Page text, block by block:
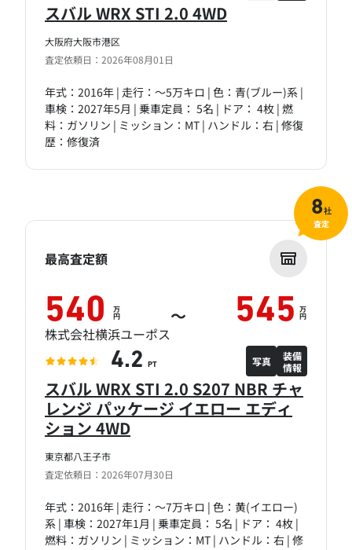
大阪府大阪市港区
査定依頼日：2026年08月01日
スバル WRX STI 2.0 4WD
年式：2016年 | 走行：～5万キロ | 色：青(ブルー)系 |
車検：2027年5月 | 乗車定員： 5名 | ドア： 4枚 | 燃
料：ガソリン | ミッション：MT | ハンドル：右 | 修復
歴：修復済
東京都八王子市
査定依頼日：2026年07月30日
スバル WRX STI 2.0 S207 NBR チャ
レンジ パッケージ イエロー エディ
ション 4WD
年式：2016年 | 走行：～7万キロ | 色：黄(イエロー)
系 | 車検：2027年1月 | 乗車定員： 5名 | ドア： 4枚 |
燃料：ガソリン | ミッション：MT | ハンドル：右 | 修
最高査定額
540 万
円 ～ 545 万
円
株式会社横浜ユーポス
4.2 PT 写真
装備
情報
8社
査定